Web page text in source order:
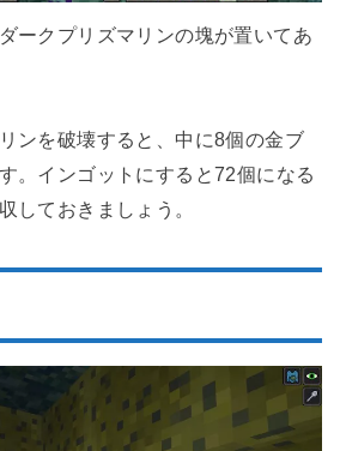
ークプリズマリンの塊が置いてあ
ンを破壊すると、中に8個の金ブ
。インゴットにすると72個になる
しておきましょう。